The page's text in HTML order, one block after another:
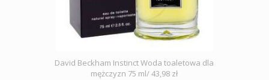
David Beckham Instinct Woda toaletowa dla
mężczyzn 75 ml/ 43,98 zł